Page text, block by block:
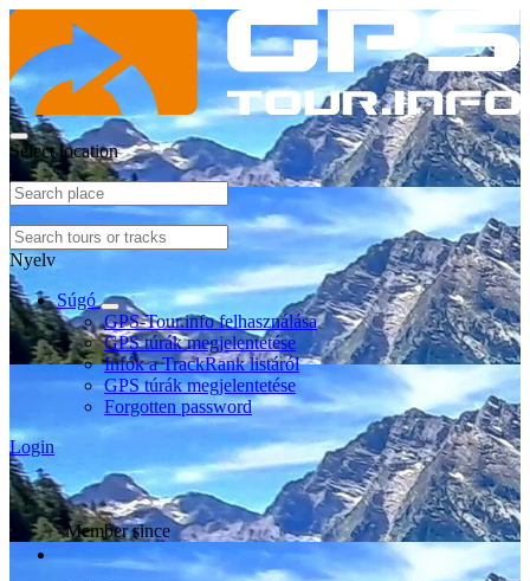
Select location
Nyelv
Súgó
GPS-Tour.info felhasználása
GPS túrák megjelentetése
Infók a TrackRank listáról
GPS túrák megjelentetése
Forgotten password
Login
Member since